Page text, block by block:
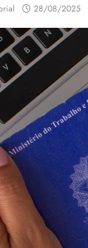
28/08/2025